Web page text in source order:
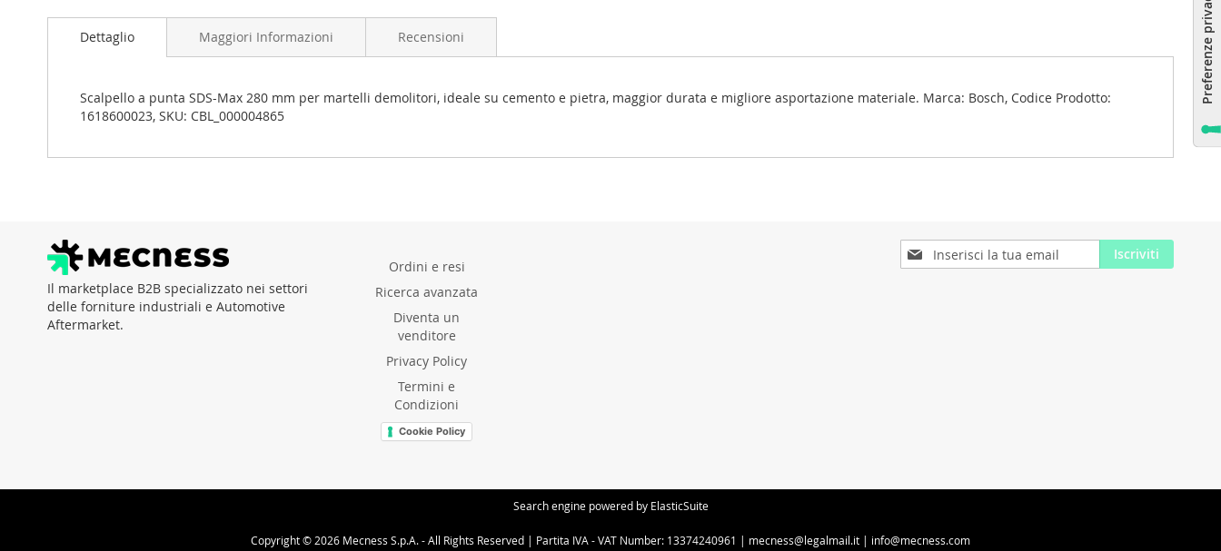
Dettaglio
Scalpello a punta SDS-Max 280 mm per martelli demolitori, ideale su cemento e pietra, maggior durata e migliore asportazione materiale. Marca: Bosch, Codice Prodotto:
1618600023, SKU: CBL_000004865
Maggiori Informazioni Recensioni
Iscriviti
alla
Iscriviti
Il marketplace B2B specializzato nei settori
delle forniture industriali e Automotive
Aftermarket.
Ordini e resi
Ricerca avanzata
Diventa un
venditore
Privacy Policy
Termini e
Condizioni
Cookie Policy
Search engine powered by ElasticSuite
Copyright © 2026 Mecness S.p.A. - All Rights Reserved | Partita IVA - VAT Number: 13374240961 | mecness@legalmail.it | info@mecness.com